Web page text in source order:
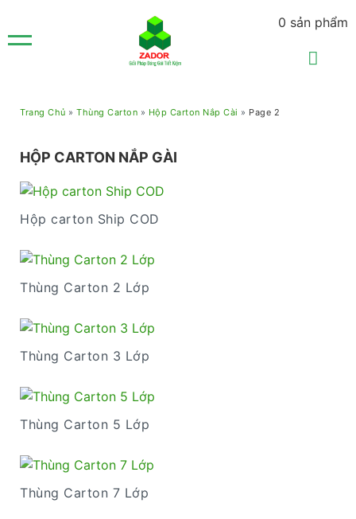
0 sản phẩm
Trang Chủ » Thùng Carton » Hộp Carton Nắp Cài » Page 2
HỘP CARTON NẮP GÀI
Hộp carton Ship COD
Thùng Carton 2 Lớp
Thùng Carton 3 Lớp
Thùng Carton 5 Lớp
Thùng Carton 7 Lớp